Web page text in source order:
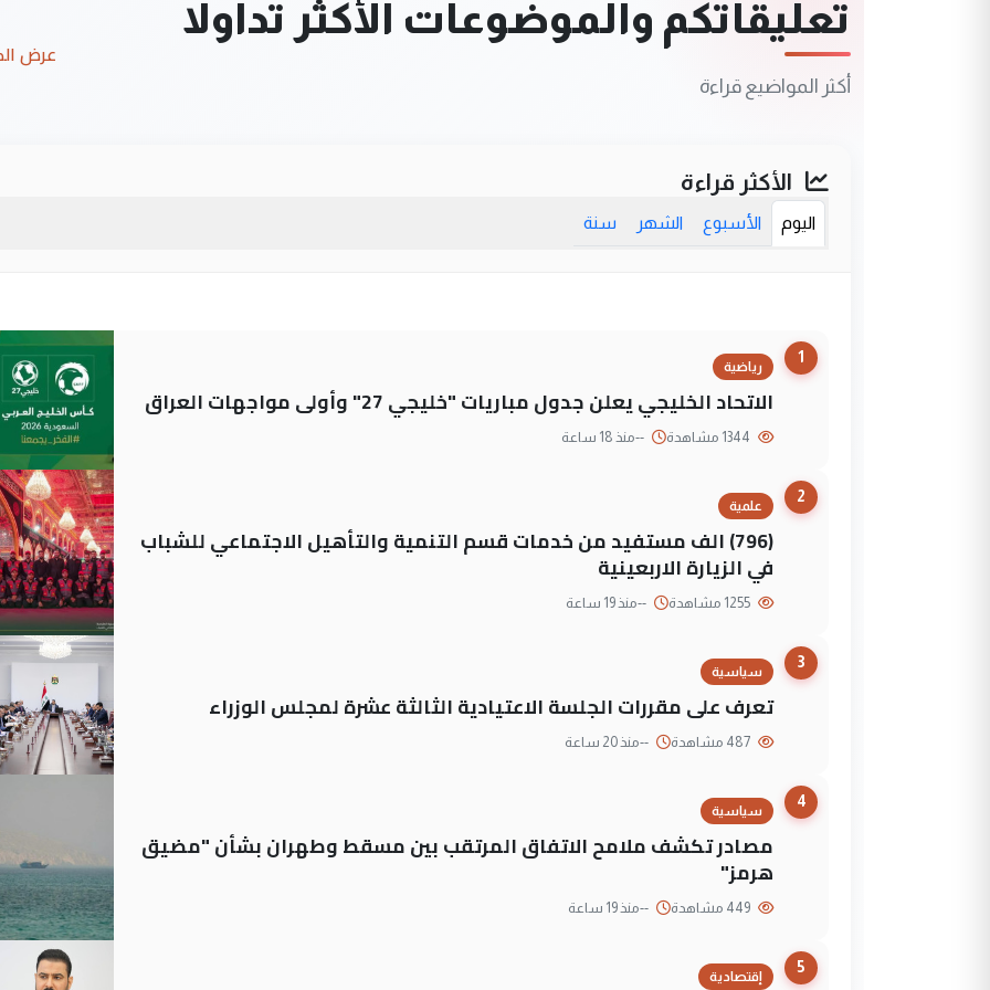
تعليقاتكم والموضوعات الأكثر تداولاً
أكثر المواضيع قراءة
عرض
الأكثر قراءة
اليوم الأسبوع الشهر سنة
1
رياضية
الاتحاد الخليجي يعلن جدول مباريات "خليجي 27" وأولى مواجهات العراق
--منذ 18 ساعة
2
علمية
(796) الف مستفيد من خدمات قسم التنمية والتأهيل الاجتماعي للشباب
في الزيارة الاربعينية
--منذ 19 ساعة
3
سياسية
تعرف على مقررات الجلسة الاعتيادية الثالثة عشرة لمجلس الوزراء
--منذ 20 ساعة
4
سياسية
مصادر تكشف ملامح الاتفاق المرتقب بين مسقط وطهران بشأن "مضيق
هرمز"
--منذ 19 ساعة
5
إقتصادية